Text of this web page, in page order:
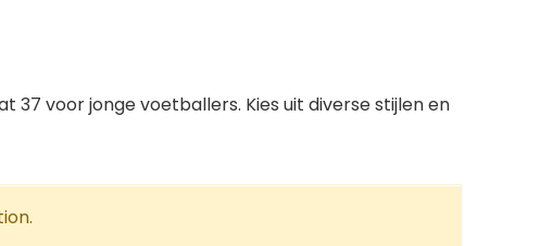
voor jonge voetballers. Kies uit diverse stijlen en